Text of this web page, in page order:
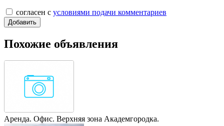
согласен с условиями подачи комментариев
Похожие объявления
Аренда. Офис. Верхняя зона Академгородка.